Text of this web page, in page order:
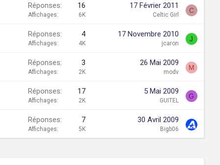
Réponses 16
Affichages 6K
17 Février 2011
Celtic Girl
C
Réponses 4
Affichages 4K
17 Novembre 2010
jcaron
J
Réponses 3
Affichages 2K
26 Mai 2009
modv
M
Réponses 17
Affichages 2K
5 Mai 2009
GUITEL
G
Réponses 7
Affichages 5K
30 Avril 2009
Bigb06